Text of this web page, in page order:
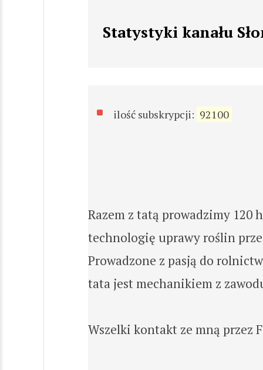
Statystyki kanału
ilość subskrypcji: 92100
Razem z tatą prowadzimy 120
technologię uprawy roślin
Prowadzone z pasją do
tata jest mechanikiem z
Wszelki kontakt ze mną przez